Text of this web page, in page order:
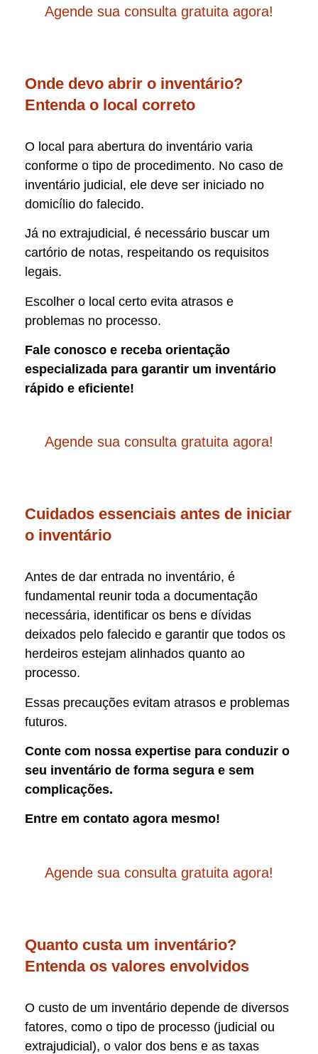
Agende sua consulta gratuita agora!
Onde devo abrir o inventário?
Entenda o local correto
O local para abertura do inventário varia
conforme o tipo de procedimento. No caso de
inventário judicial, ele deve ser iniciado no
domicílio do falecido.
Já no extrajudicial, é necessário buscar um
cartório de notas, respeitando os requisitos
legais.
Escolher o local certo evita atrasos e
problemas no processo.
Fale conosco e receba orientação
especializada para garantir um inventário
rápido e eficiente!
Agende sua consulta gratuita agora!
Cuidados essenciais antes de iniciar
o inventário
Antes de dar entrada no inventário, é
fundamental reunir toda a documentação
necessária, identificar os bens e dívidas
deixados pelo falecido e garantir que todos os
herdeiros estejam alinhados quanto ao
processo.
Essas precauções evitam atrasos e problemas
futuros.
Conte com nossa expertise para conduzir o
seu inventário de forma segura e sem
complicações.
Entre em contato agora mesmo!
Agende sua consulta gratuita agora!
Quanto custa um inventário?
Entenda os valores envolvidos
O custo de um inventário depende de diversos
fatores, como o tipo de processo (judicial ou
extrajudicial), o valor dos bens e as taxas